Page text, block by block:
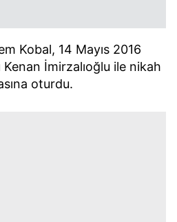
Kobal, 14 Mayıs 2016
İmirzalıoğlu ile nikah
oturdu.